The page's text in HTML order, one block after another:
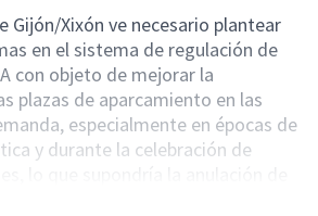
Gijón/Xixón ve necesario plantear
en el sistema de regulación de
con objeto de mejorar la
plazas de aparcamiento en las
especialmente en épocas de
y durante la celebración de
que regula este cuestión